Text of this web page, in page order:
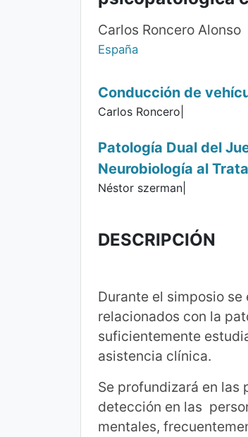
Carlos Roncero Alonso
España
Conducción de
Carlos Roncero|
Patología Dual del
Neurobiología al
Néstor szerman|
DESCRIPCIÓN
Durante el simposio
relacionados con la
suficientemente
asistencia clínica.
Se profundizará en
detección en las
mentales,